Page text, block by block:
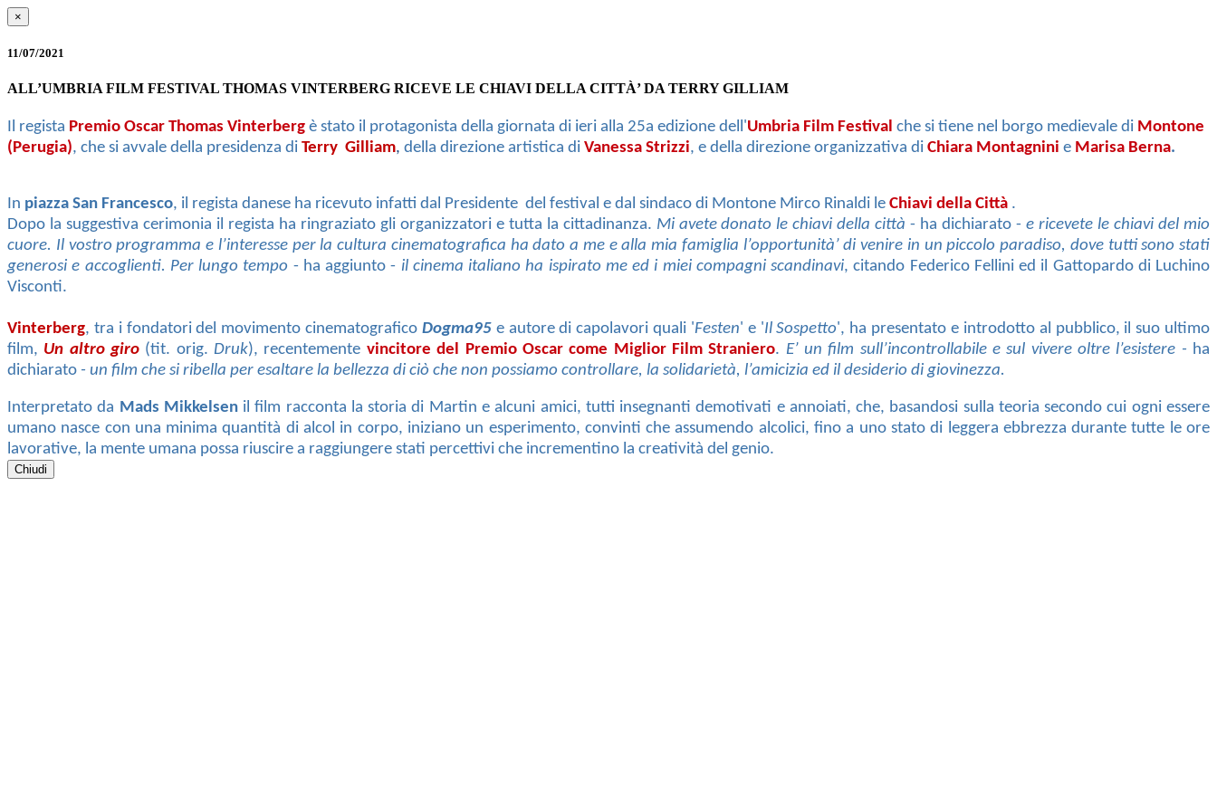
×
11/07/2021
ALL’UMBRIA FILM FESTIVAL THOMAS VINTERBERG RICEVE LE CHIAVI DELLA CITTÀ’ DA TERRY GILLIAM
Il regista Premio Oscar Thomas Vinterberg è stato il protagonista della giornata di ieri alla 25a edizione dell'Umbria Film Festival che si tiene nel borgo medievale di Montone
(Perugia), che si avvale della presidenza di Terry Gilliam, della direzione artistica di Vanessa Strizzi, e della direzione organizzativa di Chiara Montagnini e Marisa Berna.
In piazza San Francesco, il regista danese ha ricevuto infatti dal Presidente del festival e dal sindaco di Montone Mirco Rinaldi le Chiavi della Città .
Dopo la suggestiva cerimonia il regista ha ringraziato gli organizzatori e tutta la cittadinanza. Mi avete donato le chiavi della città - ha dichiarato -e ricevete le chiavi del mio
cuore. Il vostro programma e l’interesse per la cultura cinematografica ha dato a me e alla mia famiglia l’opportunità’ di venire in un piccolo paradiso, dove tutti sono stati
generosi e accoglienti. Per lungo tempo - ha aggiunto - il cinema italiano ha ispirato me ed i miei compagni scandinavi, citando Federico Fellini ed il Gattopardo di Luchino
Visconti.
Vinterberg, tra i fondatori del movimento cinematografico Dogma95e autore di capolavori quali 'Festen' e 'Il Sospetto', ha presentato e introdotto al pubblico, il suo ultimo
film, Un altro giro (tit. orig.Druk), recentemente vincitore del Premio Oscar come Miglior Film Straniero. E’ un film sull’incontrollabile e sul vivere oltre l’esistere - ha
dichiarato - un film che si ribella per esaltare la bellezza di ciò che non possiamo controllare, la solidarietà, l’amicizia ed il desiderio di giovinezza.
Interpretato da Mads Mikkelsenil film racconta la storia di Martin e alcuni amici, tutti insegnanti demotivati e annoiati, che, basandosi sulla teoria secondo cui ogni essere
umano nasce con una minima quantità di alcol in corpo, iniziano un esperimento, convinti che assumendo alcolici, fino a uno stato di leggera ebbrezza durante tutte le ore
lavorative, la mente umana possa riuscire a raggiungere stati percettivi che incrementino la creatività del genio.
Chiudi